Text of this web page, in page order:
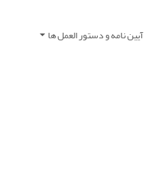
آیین نامه و دستور العمل ها